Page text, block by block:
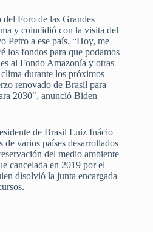
Foro de las Grandes
y coincidió con la visita del
Petro a ese país. “Hoy, me
los fondos para que podamos
al Fondo Amazonía y otras
durante los próximos
renovado de Brasil para
2030″, anunció Biden
de Brasil Luiz Inácio
varios países desarrollados
del medio ambiente
cancelada en 2019 por el
disolvió la junta encargada